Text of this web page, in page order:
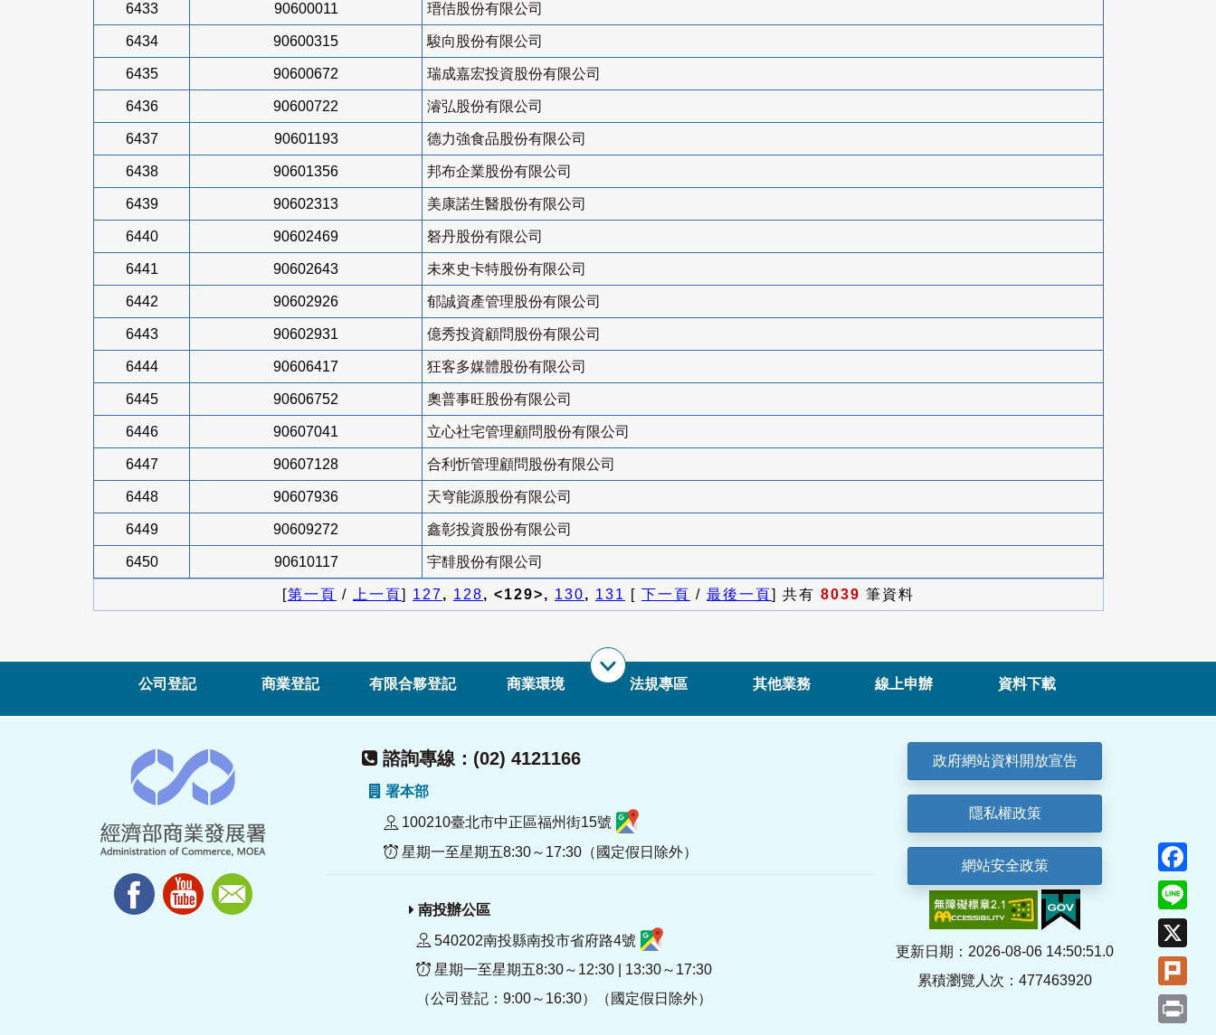
6433 90600011 瑨佶股份有限公司
6434 90600315 駿向股份有限公司
6435 90600672 瑞成嘉宏投資股份有限公司
6436 90600722 濬弘股份有限公司
6437 90601193 德力強食品股份有限公司
6438 90601356 邦布企業股份有限公司
6439 90602313 美康諾生醫股份有限公司
6440 90602469 砮丹股份有限公司
6441 90602643 未來史卡特股份有限公司
6442 90602926 郁誠資產管理股份有限公司
6443 90602931 億秀投資顧問股份有限公司
6444 90606417 狂客多媒體股份有限公司
6445 90606752 奧普事旺股份有限公司
6446 90607041 立心社宅管理顧問股份有限公司
6447 90607128 合利忻管理顧問股份有限公司
6448 90607936 天穹能源股份有限公司
6449 90609272 鑫彰投資股份有限公司
6450 90610117 宇馡股份有限公司
[第一頁 / 上一頁] 127, 128, <129>, 130, 131 [ 下一頁 / 最後一頁] 共有 8039 筆資料
公司登記 商業登記 有限合夥登記 商業環境 法規專區 其他業務 線上申辦 資料下載
諮詢專線：(02) 4121166
署本部
100210臺北市中正區福州街15號
星期一至星期五8:30～17:30（國定假日除外）
南投辦公區
540202南投縣南投市省府路4號
星期一至星期五8:30～12:30 | 13:30～17:30
（公司登記：9:00～16:30）（國定假日除外）
政府網站資料開放宣告
隱私權政策
網站安全政策
更新日期：2026-08-06 14:50:51.0
累積瀏覽人次：477463920